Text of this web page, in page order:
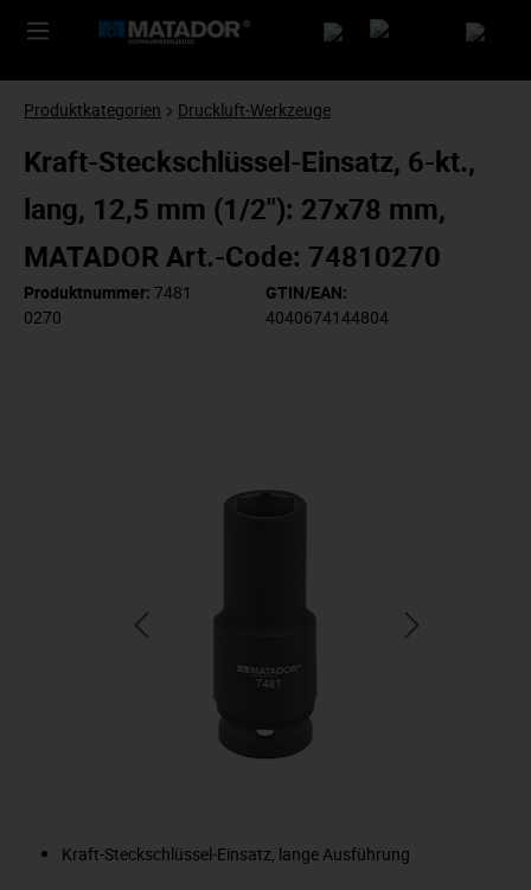
Produktkategorien Druckluft-Werkzeuge
Kraft-Steckschlüssel-Einsatz, 6-kt.,
lang, 12,5 mm (1/2"): 27x78 mm,
MATADOR Art.-Code: 74810270
Produktnummer: 7481
0270
GTIN/EAN:
4040674144804
Kraft-Steckschlüssel-Einsatz, lange Ausführung